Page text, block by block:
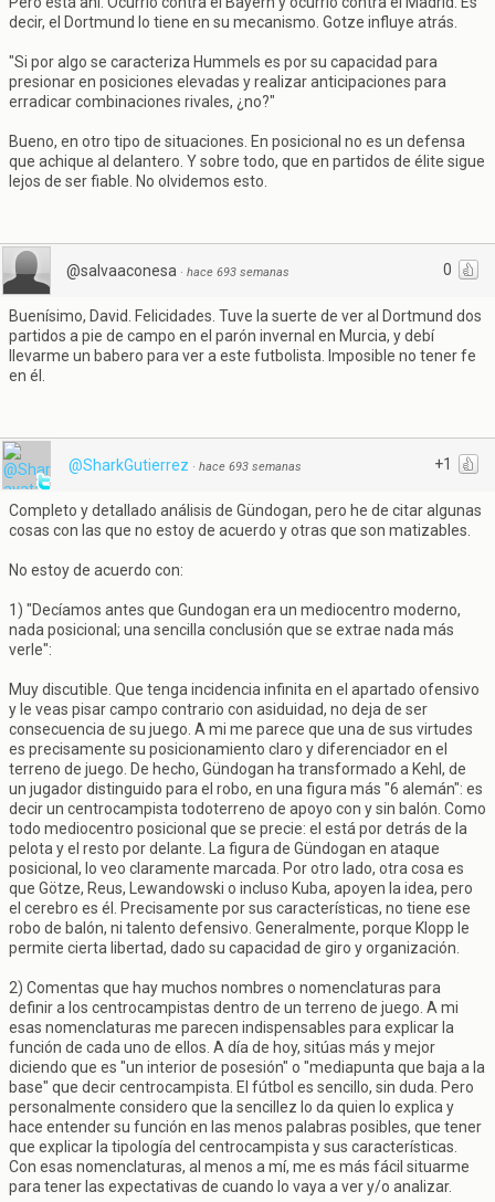
decir, el Dortmund lo tiene en su mecanismo. Gotze influye atrás.
"Si por algo se caracteriza Hummels es por su capacidad para
presionar en posiciones elevadas y realizar anticipaciones para
erradicar combinaciones rivales, ¿no?"
Bueno, en otro tipo de situaciones. En posicional no es un defensa
que achique al delantero. Y sobre todo, que en partidos de élite sigue
lejos de ser fiable. No olvidemos esto.
0
@salvaaconesa · hace 693 semanas
Buenísimo, David. Felicidades. Tuve la suerte de ver al Dortmund dos
partidos a pie de campo en el parón invernal en Murcia, y debí
llevarme un babero para ver a este futbolista. Imposible no tener fe
en él.
+1
@SharkGutierrez · hace 693 semanas
Completo y detallado análisis de Gündogan, pero he de citar algunas
cosas con las que no estoy de acuerdo y otras que son matizables.
No estoy de acuerdo con:
1) "Decíamos antes que Gundogan era un mediocentro moderno,
nada posicional; una sencilla conclusión que se extrae nada más
verle":
Muy discutible. Que tenga incidencia infinita en el apartado ofensivo
y le veas pisar campo contrario con asiduidad, no deja de ser
consecuencia de su juego. A mi me parece que una de sus virtudes
es precisamente su posicionamiento claro y diferenciador en el
terreno de juego. De hecho, Gündogan ha transformado a Kehl, de
un jugador distinguido para el robo, en una figura más "6 alemán": es
decir un centrocampista todoterreno de apoyo con y sin balón. Como
todo mediocentro posicional que se precie: el está por detrás de la
pelota y el resto por delante. La figura de Gündogan en ataque
posicional, lo veo claramente marcada. Por otro lado, otra cosa es
que Götze, Reus, Lewandowski o incluso Kuba, apoyen la idea, pero
el cerebro es él. Precisamente por sus características, no tiene ese
robo de balón, ni talento defensivo. Generalmente, porque Klopp le
permite cierta libertad, dado su capacidad de giro y organización.
2) Comentas que hay muchos nombres o nomenclaturas para
definir a los centrocampistas dentro de un terreno de juego. A mi
esas nomenclaturas me parecen indispensables para explicar la
función de cada uno de ellos. A día de hoy, sitúas más y mejor
diciendo que es "un interior de posesión" o "mediapunta que baja a la
base" que decir centrocampista. El fútbol es sencillo, sin duda. Pero
personalmente considero que la sencillez lo da quien lo explica y
hace entender su función en las menos palabras posibles, que tener
que explicar la tipología del centrocampista y sus características.
Con esas nomenclaturas, al menos a mí, me es más fácil situarme
para tener las expectativas de cuando lo vaya a ver y/o analizar.